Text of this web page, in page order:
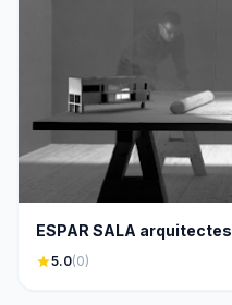
ESPAR SALA arquitectes
star5.0(0)